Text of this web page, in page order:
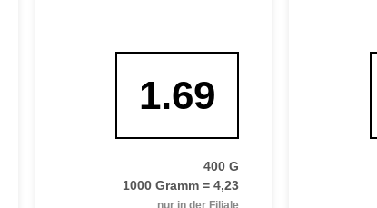
1.69
400 G
1000 Gramm = 4,23
nur in der Filiale